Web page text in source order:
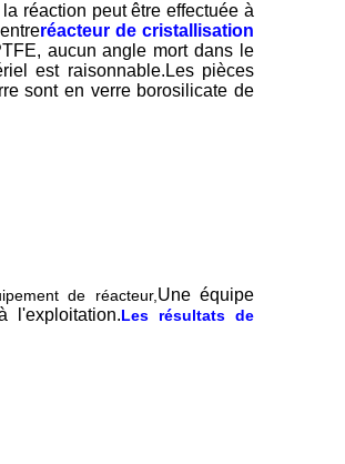
la réaction peut être effectuée à
réacteur de cristallisation
aucun angle mort dans le
est raisonnable.Les pièces
sont en verre borosilicate de
de réacteur, Une équipe
l'exploitation.Les résultats de